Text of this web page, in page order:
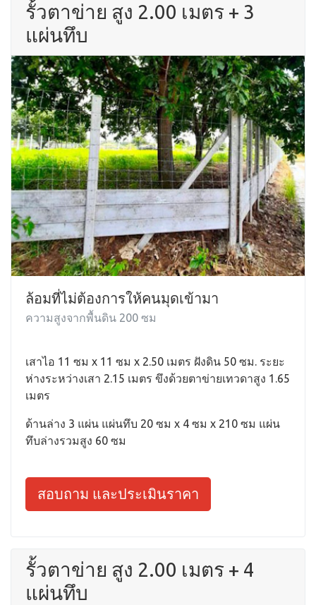
รั้วตาข่าย สูง 2.00 เมตร + 3
แผ่นทึบ
ล้อมที่ไม่ต้องการให้คนมุดเข้ามา
ความสูงจากพื้นดิน 200 ซม
เสาไอ 11 ซม x 11 ซม x 2.50 เมตร ฝังดิน 50 ซม. ระยะ
ห่างระหว่างเสา 2.15 เมตร ขึงด้วยตาข่ายเทวดาสูง 1.65
เมตร
ด้านล่าง 3 แผ่น แผ่นทึบ 20 ซม x 4 ซม x 210 ซม แผ่น
ทึบล่างรวมสูง 60 ซม
สอบถาม และประเมินราคา
รั้วตาข่าย สูง 2.00 เมตร + 4
แผ่นทึบ